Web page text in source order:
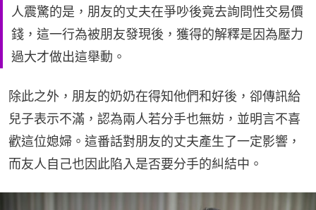
人震驚的是，朋友的丈夫在爭吵後竟去詢問性交易價
錢，這一行為被朋友發現後，獲得的解釋是因為壓力
過大才做出這舉動。
除此之外，朋友的奶奶在得知他們和好後，卻傳訊給
兒子表示不滿，認為兩人若分手也無妨，並明言不喜
歡這位媳婦。這番話對朋友的丈夫產生了一定影響，
而友人自己也因此陷入是否要分手的糾結中。